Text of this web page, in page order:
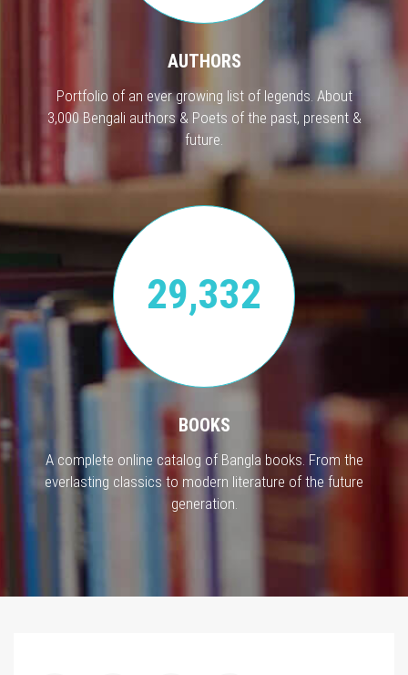
AUTHORS
Portfolio of an ever growing list of legends. About
3,000 Bengali authors & Poets of the past, present &
future.
29,332
BOOKS
A complete online catalog of Bangla books. From the
everlasting classics to modern literature of the future
generation.